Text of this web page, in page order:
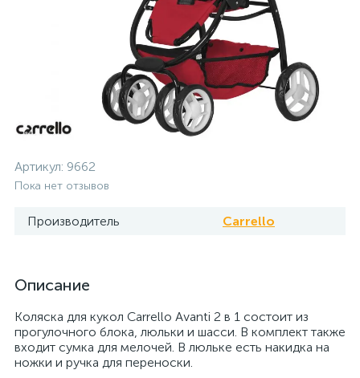
Артикул: 9662
Пока нет отзывов
Производитель Carrello
Описание
Коляска для кукол Carrello Avanti 2 в 1 состоит из
прогулочного блока, люльки и шасси. В комплект также
входит сумка для мелочей. В люльке есть накидка на
ножки и ручка для переноски.